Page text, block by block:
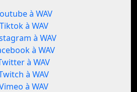
à WAV
Tiktok à WAV
à WAV
à WAV
à WAV
à WAV
à WAV